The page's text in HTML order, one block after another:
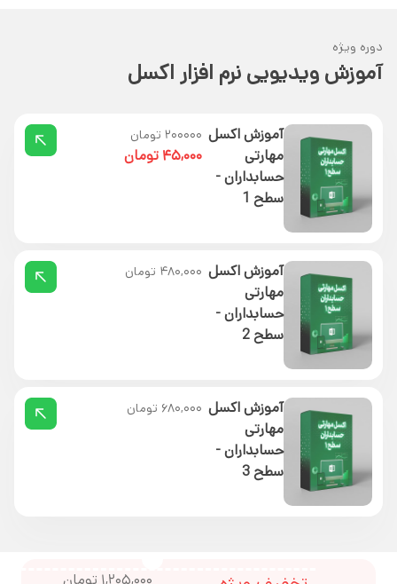
دوره ویژه
آموزش ویدیویی نرم افزار اکسل
آموزش اکسل
مهارتی
حسابداران -
سطح 1
۲۰۰۰۰۰ تومان
۴۵,۰۰۰ تومان
آموزش اکسل
مهارتی
حسابداران -
سطح 2
۴۸۰,۰۰۰ تومان
آموزش اکسل
مهارتی
حسابداران -
سطح 3
۶۸۰,۰۰۰ تومان